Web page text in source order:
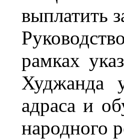
выплатить
рамках
Худжанда
адраса и
народного